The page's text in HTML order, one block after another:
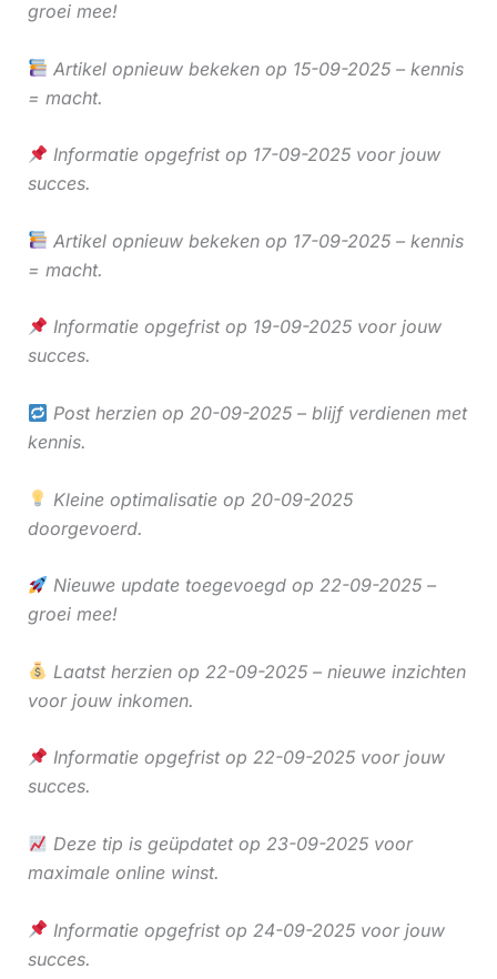
groei mee!
Artikel opnieuw bekeken op 15-09-2025 – kennis
= macht.
Informatie opgefrist op 17-09-2025 voor jouw
succes.
Artikel opnieuw bekeken op 17-09-2025 – kennis
= macht.
Informatie opgefrist op 19-09-2025 voor jouw
succes.
Post herzien op 20-09-2025 – blijf verdienen met
kennis.
Kleine optimalisatie op 20-09-2025
doorgevoerd.
Nieuwe update toegevoegd op 22-09-2025 –
groei mee!
Laatst herzien op 22-09-2025 – nieuwe inzichten
voor jouw inkomen.
Informatie opgefrist op 22-09-2025 voor jouw
succes.
Deze tip is geüpdatet op 23-09-2025 voor
maximale online winst.
Informatie opgefrist op 24-09-2025 voor jouw
succes.